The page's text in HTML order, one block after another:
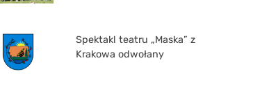
Spektakl teatru „Maska” z
Krakowa odwołany